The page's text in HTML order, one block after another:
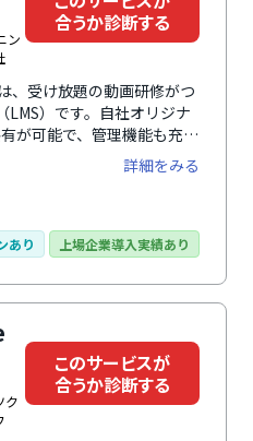
ン
合うか診断する
、受け放題の動画研修がつ
LMS）です。自社オリジナ
が可能で、管理機能も充
すさをとことん追求したシ
できます。教育担当者の手
人材育成にまつわる様々な
詳細をみる
あり 上場企業導入実績あり
ク
このサービスが
合うか診断する